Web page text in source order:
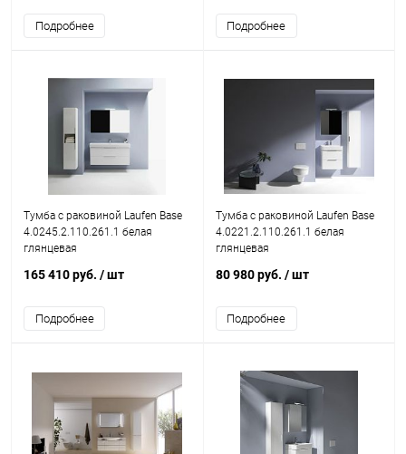
Подробнее Подробнее
Тумба с раковиной Laufen Base
4.0245.2.110.261.1 белая
глянцевая
165 410 руб. / шт
Подробнее
Тумба с раковиной Laufen Base
4.0221.2.110.261.1 белая
глянцевая
80 980 руб. / шт
Подробнее